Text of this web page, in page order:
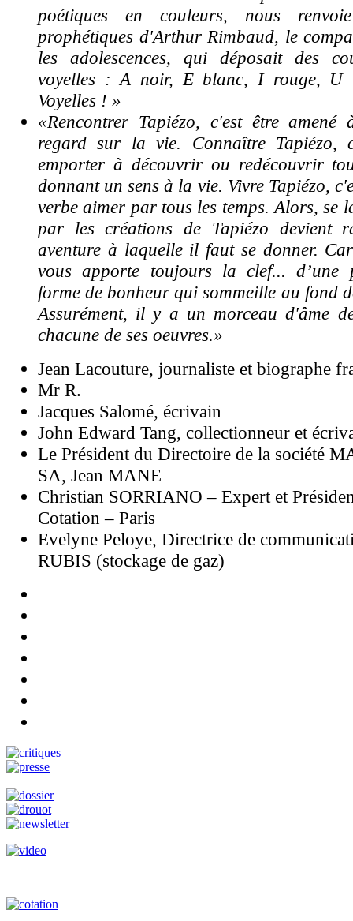
poétiques en couleurs, nous
prophétiques d'Arthur Rimbaud, le
les adolescences, qui déposait des
voyelles : A noir, E blanc, I rouge, U
Voyelles ! »
«Rencontrer Tapiézo, c'est être amené
regard sur la vie. Connaître Tapiézo,
emporter à découvrir ou redécouvrir
donnant un sens à la vie. Vivre Tapiézo,
verbe aimer par tous les temps. Alors, se
par les créations de Tapiézo devient
aventure à laquelle il faut se donner.
vous apporte toujours la clef... d’une
forme de bonheur qui sommeille au fond
Assurément, il y a un morceau d'âme
chacune de ses oeuvres.»
Jean Lacouture, journaliste et biographe
Mr R.
Jacques Salomé, écrivain
John Edward Tang, collectionneur et
Le Président du Directoire de la société
SA, Jean MANE
Christian SORRIANO – Expert et
Cotation – Paris
Evelyne Peloye, Directrice de
RUBIS (stockage de gaz)